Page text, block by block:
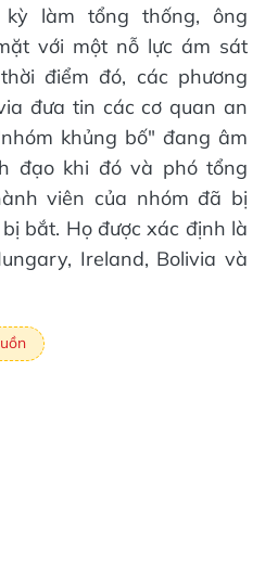
làm tổng thống, ông
với một nỗ lực ám sát
điểm đó, các phương
đưa tin các cơ quan an
khủng bố" đang âm
đạo khi đó và phó tổng
viên của nhóm đã bị
bắt. Họ được xác định là
Ireland, Bolivia và